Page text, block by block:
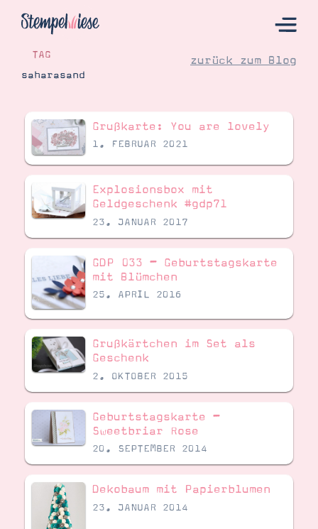
Hier Starten
Katalog
Bestellen
Kontakt
Angebote
Demonstrator werden
Blog
Gutscheine
Produkte erklärt
Über mich
Über Stampin’ Up!
Tipps & Tricks
TAG
saharasand
zurück zum Blog
Grußkarte: You are lovely
1. FEBRUAR 2021
Explosionsbox mit
Geldgeschenk #gdp71
23. JANUAR 2017
GDP 033 – Geburtstagskarte
mit Blümchen
25. APRIL 2016
Grußkärtchen im Set als
Geschenk
2. OKTOBER 2015
Geburtstagskarte –
Sweetbriar Rose
20. SEPTEMBER 2014
Dekobaum mit Papierblumen
23. JANUAR 2014